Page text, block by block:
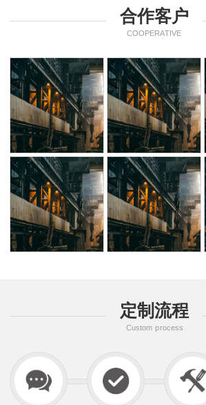
合作客户
COOPERATIVE
定制流程
Custom process